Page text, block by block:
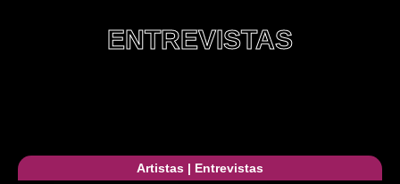
ENTREVISTAS
Artistas | Entrevistas